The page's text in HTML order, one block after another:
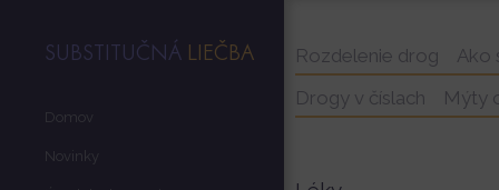
SUBSTITUČNÁ LIEČBA
Domov
Novinky
Rozdelenie drog
Ako
Drogy v číslach
Mýty